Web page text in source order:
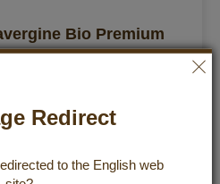
Bio Premium
Redirect
to the English web